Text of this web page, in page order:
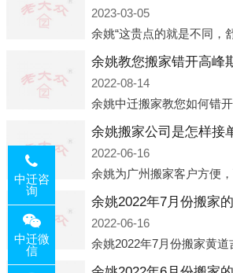
2023-03-05
余姚教您搬家错开高峰
2022-08-14
余姚搬家公司是怎样接
2022-06-16
2022-06-16
中迁咨
询
中迁微
信